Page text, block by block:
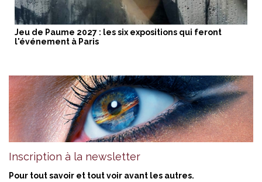
Jeu de Paume 2027 : les six expositions qui feront
l'événement à Paris
Inscription à la newsletter
Pour tout savoir et tout voir avant les autres.